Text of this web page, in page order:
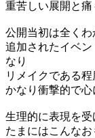
重苦しい展開と痛
公開当初は全く
追加されたイベ
なり
リメイクである
かなり衝撃的で心
生理的に表現を
たまにはこんな